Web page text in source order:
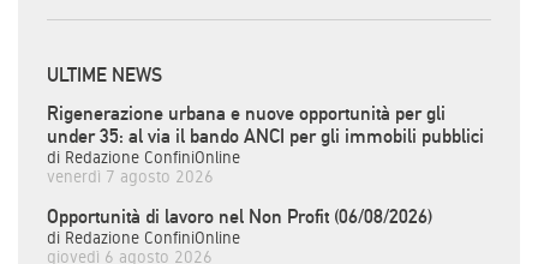
ULTIME NEWS
Rigenerazione urbana e nuove opportunità per gli
under 35: al via il bando ANCI per gli immobili pubblici
di Redazione ConfiniOnline
venerdì 7 agosto 2026
Opportunità di lavoro nel Non Profit (06/08/2026)
di Redazione ConfiniOnline
giovedì 6 agosto 2026